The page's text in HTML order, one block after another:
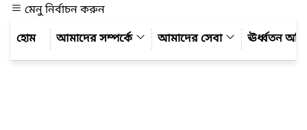
মেনু নির্বাচন করুন
আমাদের সম্পর্কে
আমাদের সেবা ঊর্ধ্বতন